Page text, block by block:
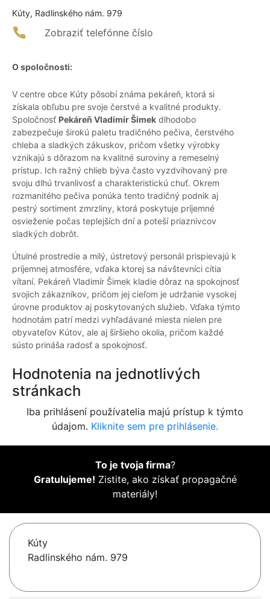
Kúty, Radlinského nám. 979
Zobraziť telefónne číslo
O spoločnosti:
V centre obce Kúty pôsobí známa pekáreň, ktorá si
získala obľubu pre svoje čerstvé a kvalitné produkty.
Spoločnosť Pekáreň Vladimír Šimek dlhodobo
zabezpečuje širokú paletu tradičného pečiva, čerstvého
chleba a sladkých zákuskov, pričom všetky výrobky
vznikajú s dôrazom na kvalitné suroviny a remeselný
prístup. Ich ražný chlieb býva často vyzdvihovaný pre
svoju dlhú trvanlivosť a charakteristickú chuť. Okrem
rozmanitého pečiva ponúka tento tradičný podnik aj
pestrý sortiment zmrzliny, ktorá poskytuje príjemné
osvieženie počas teplejších dní a poteší priaznivcov
sladkých dobrôt.
Útulné prostredie a milý, ústretový personál prispievajú k
príjemnej atmosfére, vďaka ktorej sa návštevníci cítia
vítaní. Pekáreň Vladimír Šimek kladie dôraz na spokojnosť
svojich zákazníkov, pričom jej cieľom je udržanie vysokej
úrovne produktov aj poskytovaných služieb. Vďaka týmto
hodnotám patrí medzi vyhľadávané miesta nielen pre
obyvateľov Kútov, ale aj širšieho okolia, pričom každé
sústo prináša radosť a spokojnosť.
Hodnotenia na jednotlivých
stránkach
Iba prihlásení používatelia majú prístup k týmto
údajom. Kliknite sem pre prihlásenie.
To je tvoja firma?
Gratulujeme! Zistite, ako získať propagačné
materiály!
Kúty
Radlinského nám. 979